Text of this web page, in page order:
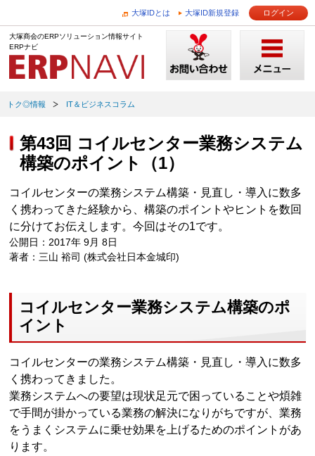
大塚IDとは 大塚ID新規登録 ログイン
大塚商会のERPソリューション情報サイト
ERPナビ
トク◎情報 IT＆ビジネスコラム
第43回 コイルセンター業務システム
構築のポイント（1）
コイルセンターの業務システム構築・見直し・導入に数多
く携わってきた経験から、構築のポイントやヒントを数回
に分けてお伝えします。今回はその1です。
公開日：2017年 9月 8日
著者：三山 裕司 (株式会社日本金城印)
コイルセンター業務システム構築のポ
イント
コイルセンターの業務システム構築・見直し・導入に数多
く携わってきました。
業務システムへの要望は現状足元で困っていることや煩雑
で手間が掛かっている業務の解決になりがちですが、業務
をうまくシステムに乗せ効果を上げるためのポイントがあ
ります。